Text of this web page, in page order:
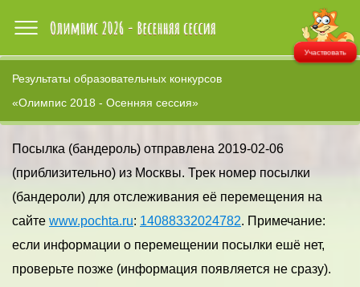
Участвовать
Результаты образовательных конкурсов
«Олимпис 2018 - Осенняя сессия»
Посылка (бандероль) отправлена 2019-02-06
(приблизительно) из Москвы. Трек номер посылки
(бандероли) для отслеживания её перемещения на
сайте www.pochta.ru: 14088332024782. Примечание:
если информации о перемещении посылки ешё нет,
проверьте позже (информация появляется не сразу).